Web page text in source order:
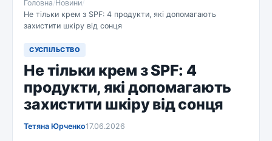
Головна/Новини/
Не тільки крем з SPF: 4 продукти, які допомагають
захистити шкіру від сонця
СУСПІЛЬСТВО
Не тільки крем з SPF: 4
продукти, які допомагають
захистити шкіру від сонця
Тетяна Юрченко17.06.2026